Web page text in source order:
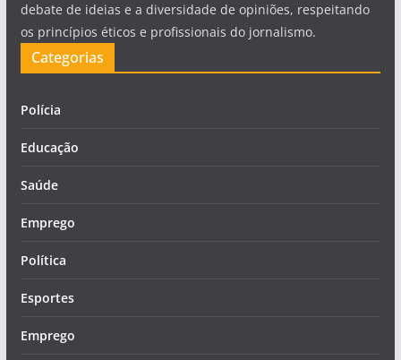
debate de ideias e a diversidade de opiniões, respeitando
os princípios éticos e profissionais do jornalismo.
Categorias
Polícia
Educação
Saúde
Emprego
Política
Esportes
Emprego